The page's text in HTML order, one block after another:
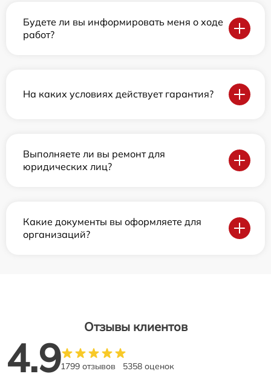
Будете ли вы информировать меня о ходе
работ?
На каких условиях действует гарантия?
Выполняете ли вы ремонт для
юридических лиц?
Какие документы вы оформляете для
организаций?
Отзывы клиентов
4.91799 отзывов 5358 оценок